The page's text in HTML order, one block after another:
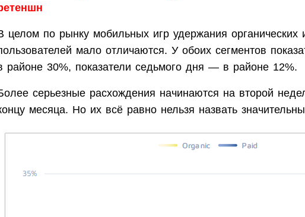
целом по рынку мобильных игр удержания органических
мало отличаются. У обоих сегментов
районе 30%, показатели седьмого дня — в районе 12%.
серьезные расхождения начинаются на второй
месяца. Но их всё равно нельзя назвать